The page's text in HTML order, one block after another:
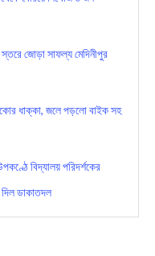
জোড়া সাফল্য মেদিনীপুর
ধাক্কা, জলে পড়লো বাইক সহ
বিদ্যালয় পরিদর্শকের
ডাকাতদল